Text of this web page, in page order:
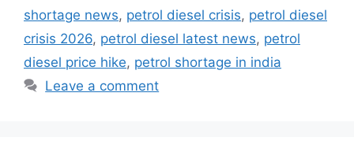
shortage news, petrol diesel crisis, petrol diesel
crisis 2026, petrol diesel latest news, petrol
diesel price hike, petrol shortage in india
Leave a comment